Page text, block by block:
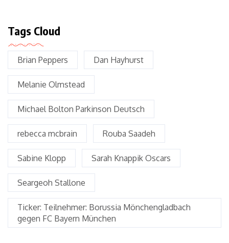
Tags Cloud
Brian Peppers Dan Hayhurst
Melanie Olmstead
Michael Bolton Parkinson Deutsch
rebecca mcbrain Rouba Saadeh
Sabine Klopp Sarah Knappik Oscars
Seargeoh Stallone
Ticker: Teilnehmer: Borussia Mönchengladbach
gegen FC Bayern München